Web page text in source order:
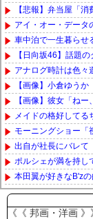
【悲報】弁当屋「
アイ・オー・データ
車中泊で一生暮らせ
【日向坂46】話題
アナログ時計は色々
【画像】小倉ゆう
【画像】彼女「ね
メイドの格好してる
モーニングショー「
出自が社長にバレて
ポルシェが満を持し
本田翼が好きなB'z
Powered by livedoor 相互
《《 邦画・洋画 》